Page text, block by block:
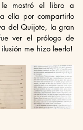
le mostró el libro a
ella por compartirlo
del Quijote, la gran
ver el prólogo de